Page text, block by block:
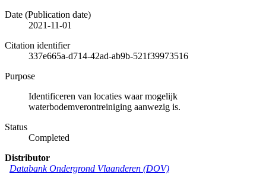
Date (Publication date)
2021-11-01
Citation identifier
337e665a-d714-42ad-ab9b-521f39973516
Purpose
Identificeren van locaties waar mogelijk
waterbodemverontreiniging aanwezig is.
Status
Completed
Distributor
Databank Ondergrond Vlaanderen (DOV)